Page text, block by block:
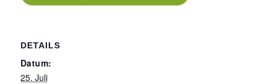
DETAILS
Datum:
25. Juli